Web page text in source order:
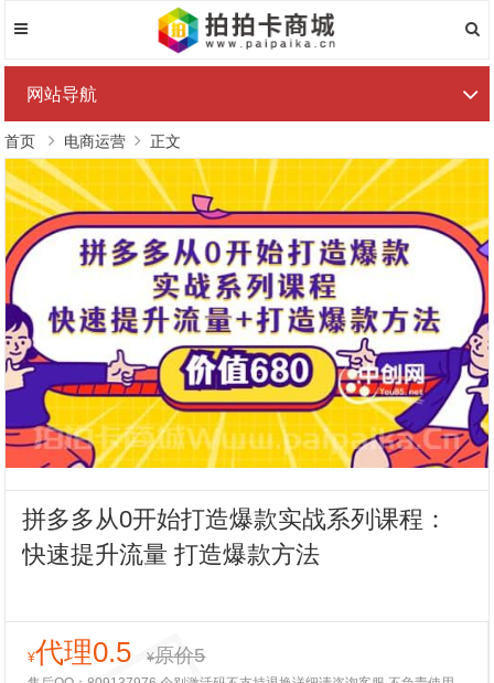
网站导航
首页 电商运营 正文
拼多多从0开始打造爆款实战系列课程：
快速提升流量 打造爆款方法
¥代理0.5 ¥原价5